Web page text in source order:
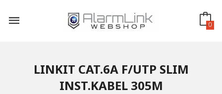
innholdet
0
LINKIT CAT.6A F/UTP SLIM
INST.KABEL 305M